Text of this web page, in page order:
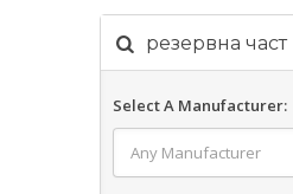
резервна част
Select A Manufacturer: